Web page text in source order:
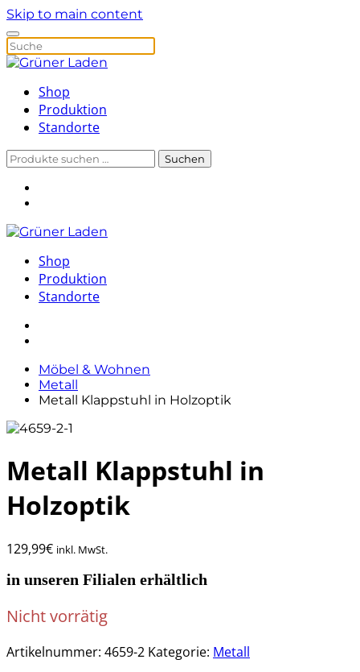
Skip to main content
Shop
Produktion
Standorte
Suchen
Suchen
Shop
Produktion
Standorte
Möbel & Wohnen
Metall
Metall Klappstuhl in Holzoptik
Metall Klappstuhl in
Holzoptik
129,99€ inkl. MwSt.
in unseren Filialen erhältlich
Nicht vorrätig
Artikelnummer: 4659-2 Kategorie: Metall